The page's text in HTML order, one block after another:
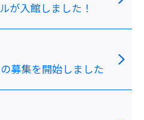
が入館しました！
募集を開始しました